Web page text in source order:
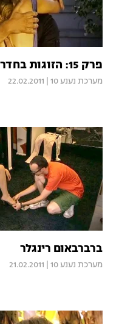
פרק 15: הזוגות בחדר הניפוי
מערכת נענע 10 22.02.2011
ברברבאום רינגלר
מערכת נענע 10 21.02.2011